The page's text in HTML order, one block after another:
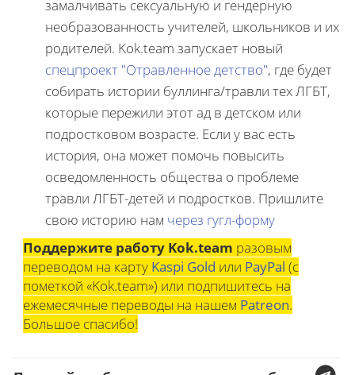
замалчивать сексуальную и гендерную
необразованность учителей, школьников и их
родителей. Kok.team запускает новый
спецпроект "Отравленное детство", где будет
собирать истории буллинга/травли тех ЛГБТ,
которые пережили этот ад в детском или
подростковом возрасте. Если у вас есть
история, она может помочь повысить
осведомленность общества о проблеме
травли ЛГБТ-детей и подростков. Пришлите
свою историю нам через гугл-форму
Поддержите работу Kok.team разовым
переводом на карту Kaspi Gold или PayPal (с
пометкой «Kok.team») или подпишитесь на
ежемесячные переводы на нашем Patreon.
Большое спасибо!